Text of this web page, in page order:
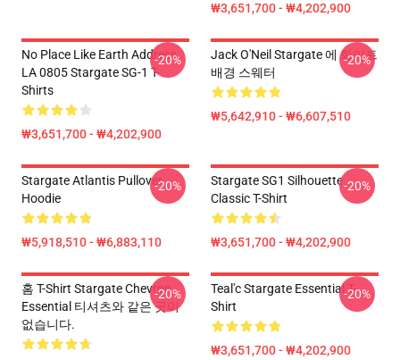
₩3,651,700 - ₩4,202,900
No Place Like Earth Address
LA 0805 Stargate SG-1 T-
Shirts
₩3,651,700 - ₩4,202,900
-20%
Jack O'Neil Stargate 에 화이트
배경 스웨터
₩5,642,910 - ₩6,607,510
-20%
Stargate Atlantis Pullover
Hoodie
₩5,918,510 - ₩6,883,110
-20%
Stargate SG1 Silhouette
Classic T-Shirt
₩3,651,700 - ₩4,202,900
-20%
홈 T-Shirt Stargate Chevron
Essential 티셔츠와 같은 곳이
없습니다.
-20%
Teal'c Stargate Essential T-
Shirt
₩3,651,700 - ₩4,202,900
-20%